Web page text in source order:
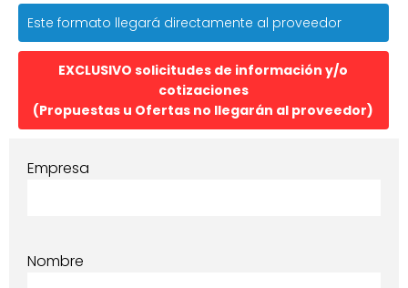
Este formato llegará directamente al proveedor
EXCLUSIVO solicitudes de información y/o
cotizaciones
(Propuestas u Ofertas no llegarán al proveedor)
Empresa
Nombre